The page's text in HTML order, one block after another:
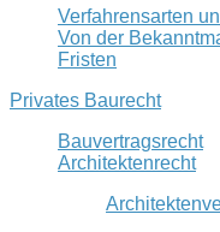
Verfahrensarten
Von der
Fristen
Privates Baurecht
Bauvertragsrecht
Architektenrecht